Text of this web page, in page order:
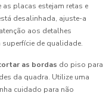
as placas estejam retas e
desalinhada, ajuste-a
aos detalhes
de qualidade.
as bordas do piso para
da quadra. Utilize uma
cuidado para não